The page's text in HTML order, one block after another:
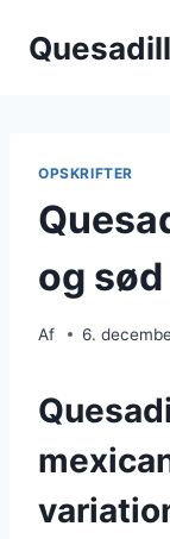
OPSKRIFTER
og
Af 6.